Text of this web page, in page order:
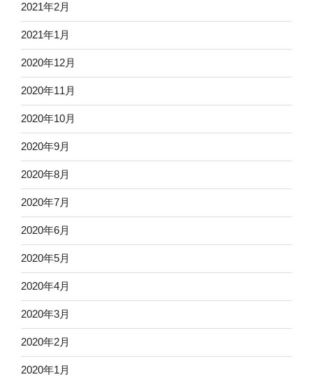
2021年2月
2021年1月
2020年12月
2020年11月
2020年10月
2020年9月
2020年8月
2020年7月
2020年6月
2020年5月
2020年4月
2020年3月
2020年2月
2020年1月